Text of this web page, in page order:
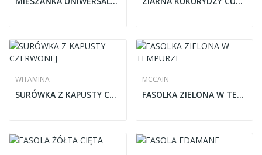
WITAMINA
SURÓWKA Z KAPUSTY CZERWONEJ
MCCAIN
FASOLKA ZIELONA W TEMPURZE